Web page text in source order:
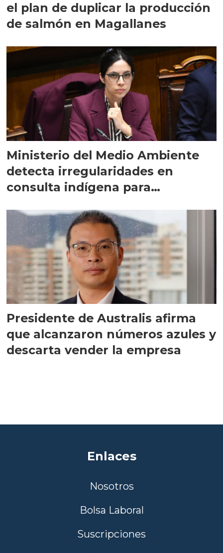
el plan de duplicar la producción
de salmón en Magallanes
Ministerio del Medio Ambiente
detecta irregularidades en
consulta indígena para
Presidente de Australis afirma
que alcanzaron números azules y
descarta vender la empresa
Enlaces
Nosotros
Bolsa Laboral
Suscripciones